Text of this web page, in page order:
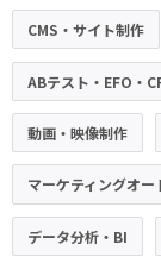
CMS・サイト制作
ABテスト・EFO・
動画・映像制作
マーケティングオー
データ分析・BI